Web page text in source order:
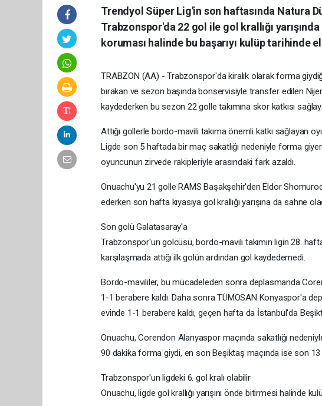
Trendyol Süper Lig'in son haftasında Natura
Trabzonspor'da 22 gol ile gol krallığı
koruması halinde bu başarıyı kulüp tarihinde
TRABZON (AA) - Trabzonspor'da kiralık olarak forma
bırakan ve sezon başında bonservisiyle transfer edilen
kaydederken bu sezon 22 golle takımına skor katkısı
Attığı gollerle bordo-mavili takıma önemli katkı sağlayan
Ligde son 5 haftada bir maç sakatlığı nedeniyle forma
oyuncunun zirvede rakipleriyle arasındaki fark azaldı.
Onuachu'yu 21 golle RAMS Başakşehir'den Eldor
ederken son hafta kıyasıya gol krallığı yarışına da sahne
Son golü Galatasaray'a
Trabzonspor'un golcüsü, bordo-mavili takımın ligin 28.
karşılaşmada attığı ilk golün ardından gol kaydedemedi.
Bordo-mavililer, bu mücadeleden sonra deplasmanda
1-1 berabere kaldı. Daha sonra TÜMOSAN Konyaspor'a
evinde 1-1 berabere kaldı, geçen hafta da İstanbul'da
Onuachu, Corendon Alanyaspor maçında sakatlığı
90 dakika forma giydi, en son Beşiktaş maçında ise son
Trabzonspor'un ligdeki 6. gol kralı olabilir
Onuachu, ligde gol krallığı yarışını önde bitirmesi halinde